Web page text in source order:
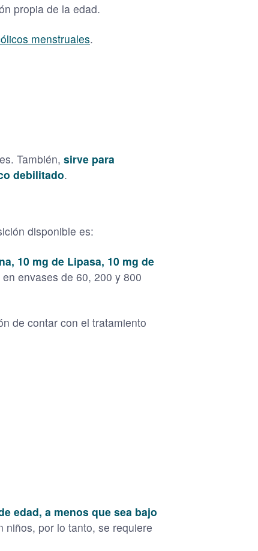
propia de la edad.
menstruales.
También, sirve para
debilitado.
disponible es:
10 mg de Lipasa, 10 mg de
envases de 60, 200 y 800
de contar con el tratamiento
edad, a menos que sea bajo
niños, por lo tanto, se requiere